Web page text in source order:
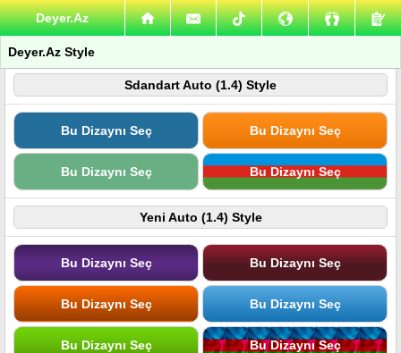
Deyer.Az
Deyer.Az Style
Sdandart Auto (1.4) Style
Bu Dizaynı Seç Bu Dizaynı Seç
Bu Dizaynı Seç Bu Dizaynı Seç
Yeni Auto (1.4) Style
Bu Dizaynı Seç Bu Dizaynı Seç
Bu Dizaynı Seç Bu Dizaynı Seç
Bu Dizaynı Seç Bu Dizaynı Seç